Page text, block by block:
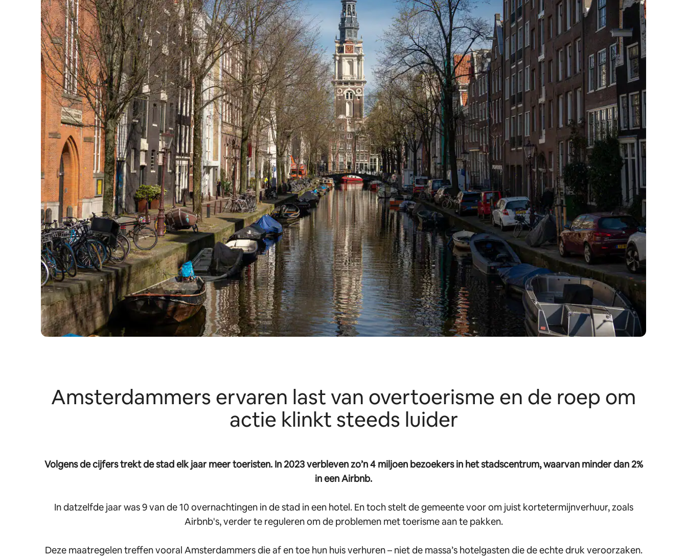
Amsterdammers ervaren last van overtoerisme en de roep om
actie klinkt steeds luider
Volgens de cijfers trekt de stad elk jaar meer toeristen. In 2023 verbleven zo’n 4 miljoen bezoekers in het stadscentrum, waarvan minder dan 2%
in een Airbnb.
In datzelfde jaar was 9 van de 10 overnachtingen in de stad in een hotel. En toch stelt de gemeente voor om juist kortetermijnverhuur, zoals
Airbnb's, verder te reguleren om de problemen met toerisme aan te pakken.
Deze maatregelen treffen vooral Amsterdammers die af en toe hun huis verhuren – niet de massa’s hotelgasten die de echte druk veroorzaken.